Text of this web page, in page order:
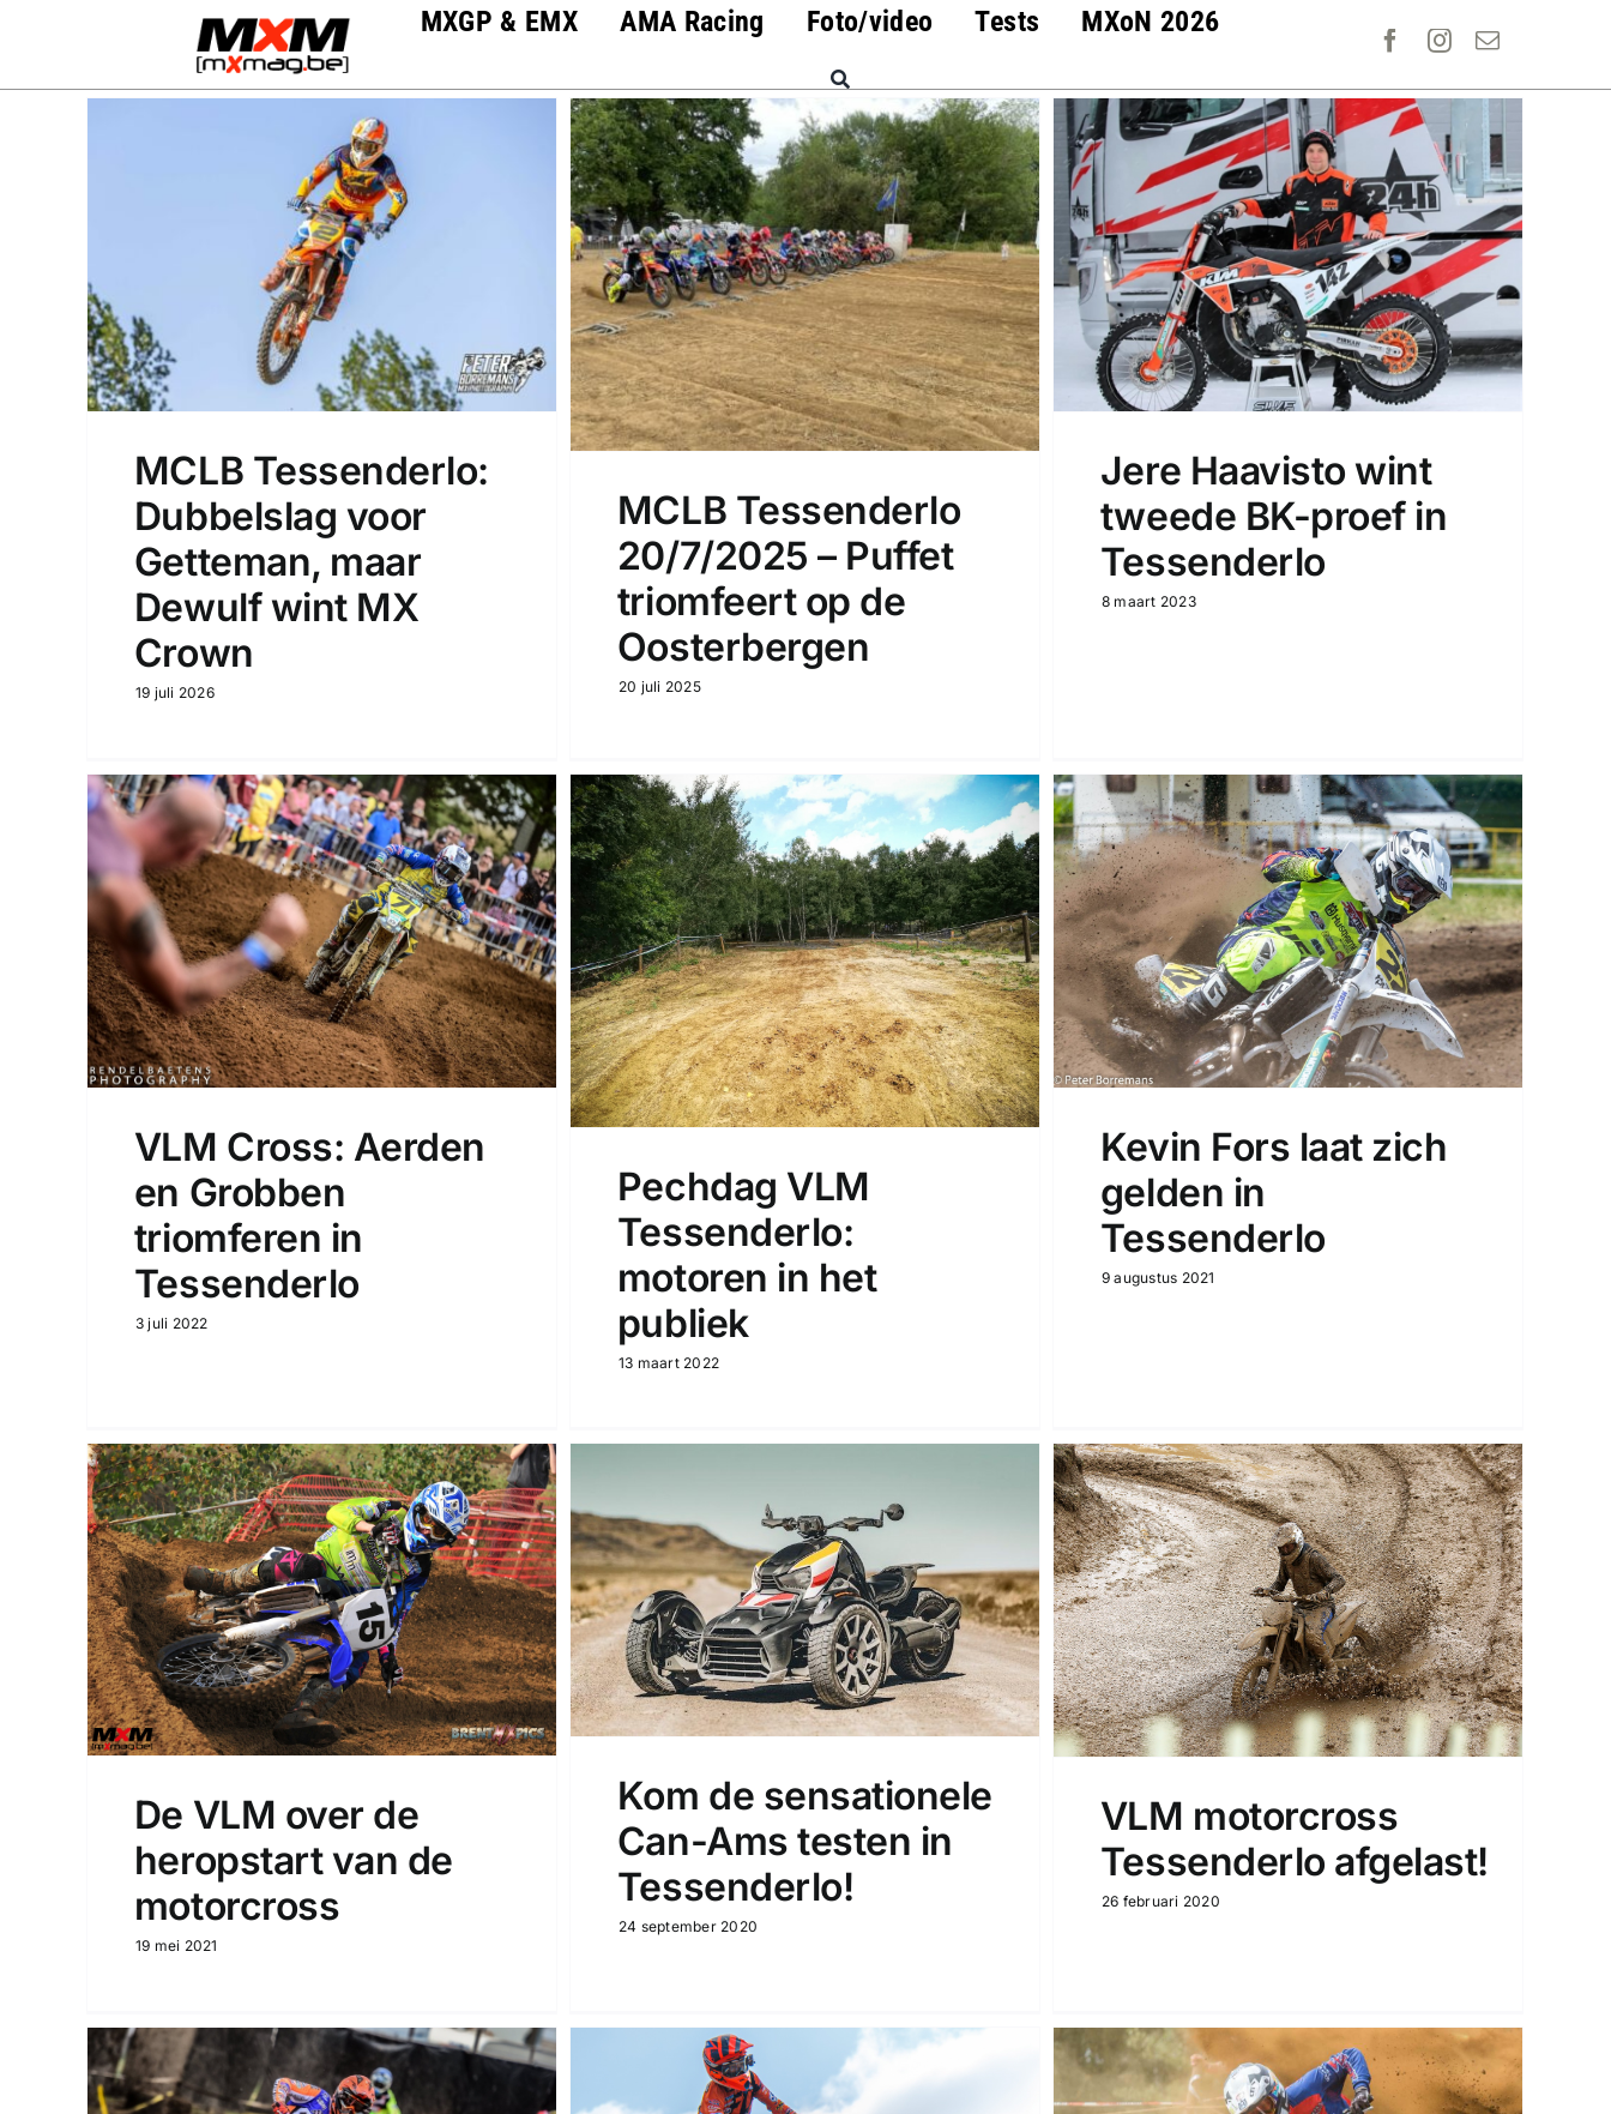
MXGP & EMX AMA Racing Foto/video Tests MXoN 2026
MCLB Tessenderlo:
Dubbelslag voor
Getteman, maar
Dewulf wint MX
Crown
19 juli 2026
MCLB Tessenderlo
20/7/2025 – Puffet
triomfeert op de
Oosterbergen
20 juli 2025
Jere Haavisto wint
tweede BK-proef in
Tessenderlo
8 maart 2023
VLM Cross: Aerden
en Grobben
triomferen in
Tessenderlo
3 juli 2022
Pechdag VLM
Tessenderlo:
motoren in het
publiek
13 maart 2022
Kevin Fors laat zich
gelden in
Tessenderlo
9 augustus 2021
De VLM over de
heropstart van de
motorcross
19 mei 2021
Kom de sensationele
Can-Ams testen in
Tessenderlo!
24 september 2020
VLM motorcross
Tessenderlo afgelast!
26 februari 2020